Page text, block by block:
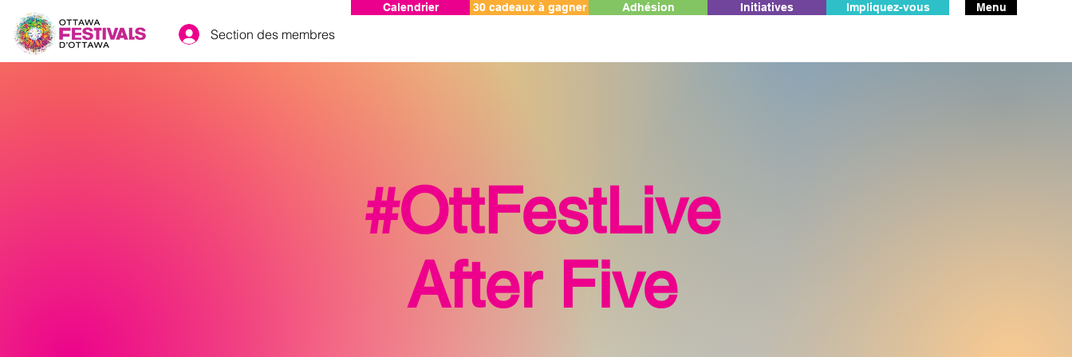
Section des membres
Calendrier 30 cadeaux à gagner Adhésion Initiatives Impliquez-vous Menu
#OttFestLive
After Five